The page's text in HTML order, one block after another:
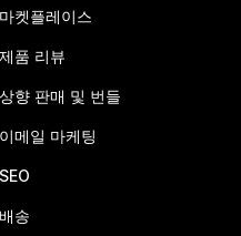
마켓플레이스
제품 리뷰
상향 판매 및 번들
이메일 마케팅
SEO
배송